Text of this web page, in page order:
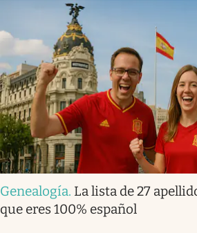
Genealogía. La lista de 27
que eres 100% español